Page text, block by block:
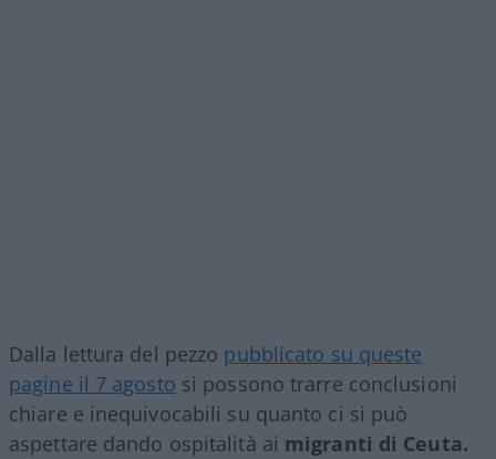
Dalla lettura del pezzo pubblicato su queste
pagine il 7 agosto si possono trarre conclusioni
chiare e inequivocabili su quanto ci si può
aspettare dando ospitalità ai migranti di Ceuta.